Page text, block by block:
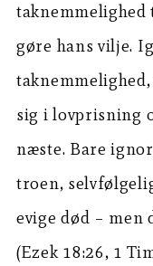
gøre hans vilje.
sig i lovprisning
næste. Bare
troen,
evige død – men
(Ezek 18:26, 1